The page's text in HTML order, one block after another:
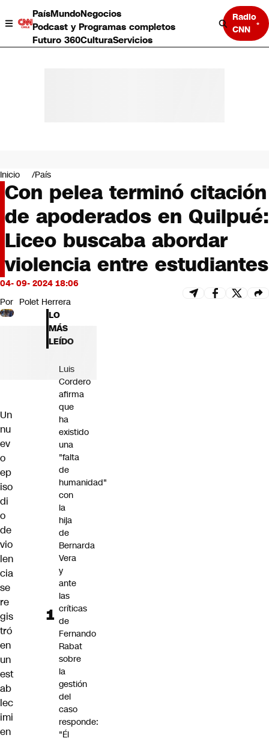
PaísMundoNegocios
Podcast y Programas completos
Futuro 360CulturaServicios
Radio
CNN
Negocios
Deportes
Programas completos
Cultura
Servicios
Bits
CNN tiempo
Futuro 360
Inicio País
Con pelea terminó citación
de apoderados en Quilpué:
Liceo buscaba abordar
violencia entre estudiantes
04- 09- 2024 18:06
Por Polet Herrera
Un
nu
ev
o
ep
iso
di
o
de
vio
len
cia
se
re
gis
tró
en
un
est
ab
lec
imi
en
LO
MÁS
LEÍDO
Luis
Cordero
afirma
que
ha
existido
una
"falta
de
humanidad"
con
la
hija
de
Bernarda
Vera
y
ante
las
críticas
de
Fernando
Rabat
sobre
la
gestión
del
caso
responde:
"Él